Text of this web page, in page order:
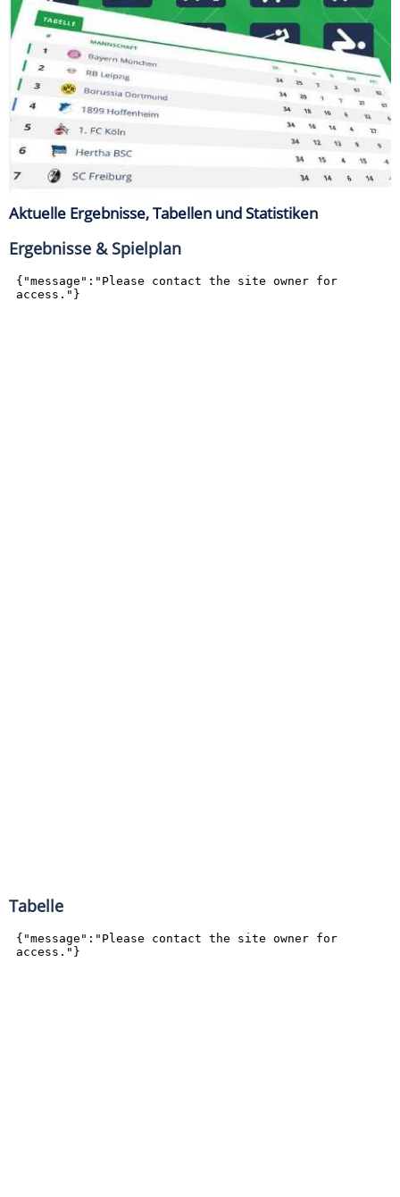
Aktuelle Ergebnisse, Tabellen und Statistiken
Ergebnisse & Spielplan
Tabelle